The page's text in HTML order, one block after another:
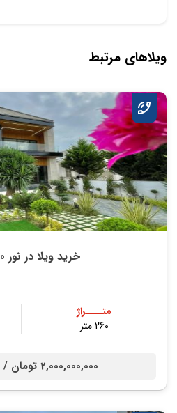
ویلاهای مرتبط
خرید ویلا در نور 280متری
متــــراژ
260 متر
2,000,000,000 تومان /